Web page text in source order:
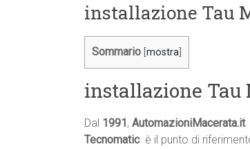
installazione Tau
Sommario mostra
installazione Tau
Dal 1991 , AutomazioniMacerata.it
Tecnomatic  è il punto di